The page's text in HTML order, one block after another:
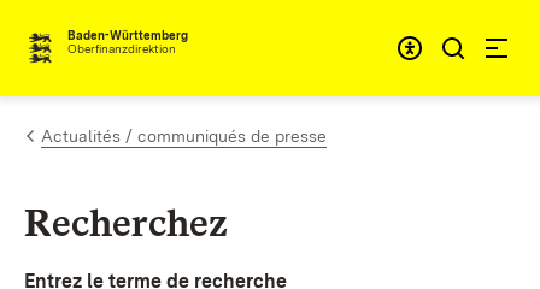
Passer au contenu
Baden-Württemberg
Oberfinanzdirektion
Actualités / communiqués de presse
Recherchez
Entrez le terme de recherche